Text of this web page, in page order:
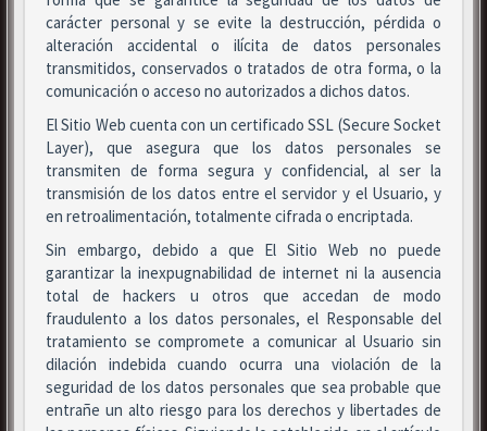
carácter personal y se evite la destrucción, pérdida o
alteración accidental o ilícita de datos personales
transmitidos, conservados o tratados de otra forma, o la
comunicación o acceso no autorizados a dichos datos.
El Sitio Web cuenta con un certificado SSL (Secure Socket
Layer), que asegura que los datos personales se
transmiten de forma segura y confidencial, al ser la
transmisión de los datos entre el servidor y el Usuario, y
en retroalimentación, totalmente cifrada o encriptada.
Sin embargo, debido a que El Sitio Web no puede
garantizar la inexpugnabilidad de internet ni la ausencia
total de hackers u otros que accedan de modo
fraudulento a los datos personales, el Responsable del
tratamiento se compromete a comunicar al Usuario sin
dilación indebida cuando ocurra una violación de la
seguridad de los datos personales que sea probable que
entrañe un alto riesgo para los derechos y libertades de